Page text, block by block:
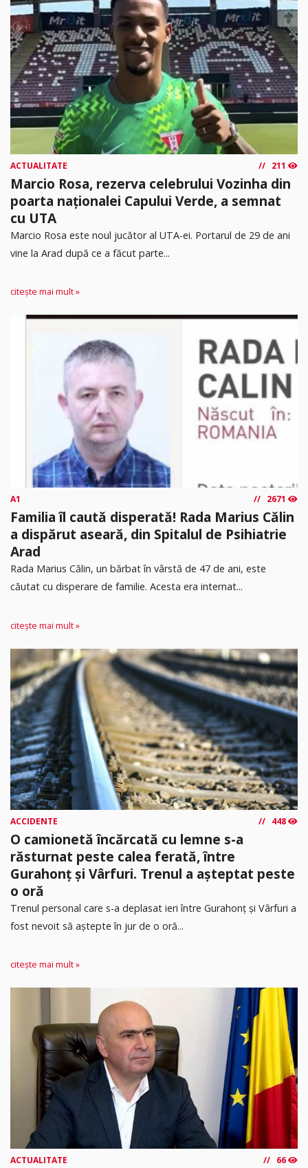
ACTUALITATE 211
Marcio Rosa, rezerva celebrului Vozinha din
poarta naționalei Capului Verde, a semnat
cu UTA
Marcio Rosa este noul jucător al UTA-ei. Portarul de 29 de ani
vine la Arad după ce a făcut parte...
citește mai mult »
A1 2671
Familia îl caută disperată! Rada Marius Călin
a dispărut aseară, din Spitalul de Psihiatrie
Arad
Rada Marius Călin, un bărbat în vârstă de 47 de ani, este
căutat cu disperare de familie. Acesta era internat...
citește mai mult »
ACCIDENTE 448
O camionetă încărcată cu lemne s-a
răsturnat peste calea ferată, între
Gurahonț și Vârfuri. Trenul a așteptat peste
o oră
Trenul personal care s-a deplasat ieri între Gurahonț și Vârfuri a
fost nevoit să aștepte în jur de o oră...
citește mai mult »
ACTUALITATE 66